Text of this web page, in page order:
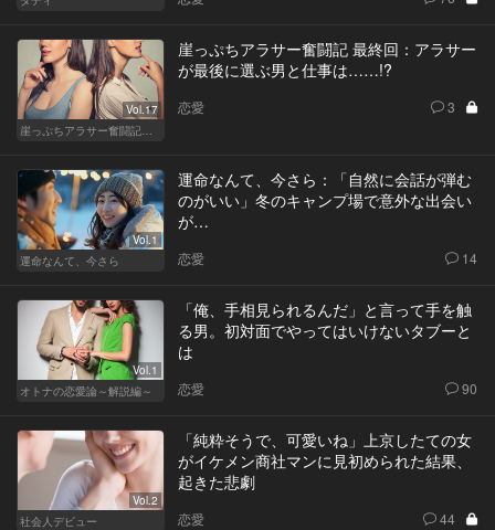
Vol.17
崖っぷちアラサー奮闘記 written by 内埜さくら
崖っぷちアラサー奮闘記 最終回：アラサー
が最後に選ぶ男と仕事は……!?
恋愛 3
Vol.1
運命なんて、今さら
運命なんて、今さら：「自然に会話が弾む
のがいい」冬のキャンプ場で意外な出会い
が…
恋愛 14
Vol.1
オトナの恋愛論～解説編～
「俺、手相見られるんだ」と言って手を触
る男。初対面でやってはいけないタブーと
は
恋愛 90
Vol.2
社会人デビュー
「純粋そうで、可愛いね」上京したての女
がイケメン商社マンに見初められた結果、
起きた悲劇
恋愛 44